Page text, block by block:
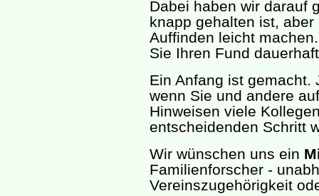
Dabei haben wir darauf
knapp gehalten ist,
Auffinden leicht
Sie Ihren Fund
Ein Anfang ist gemacht.
wenn Sie und andere
Hinweisen viele
entscheidenden Schritt
Wir wünschen uns ein
Familienforscher -
Vereinszugehörigkeit